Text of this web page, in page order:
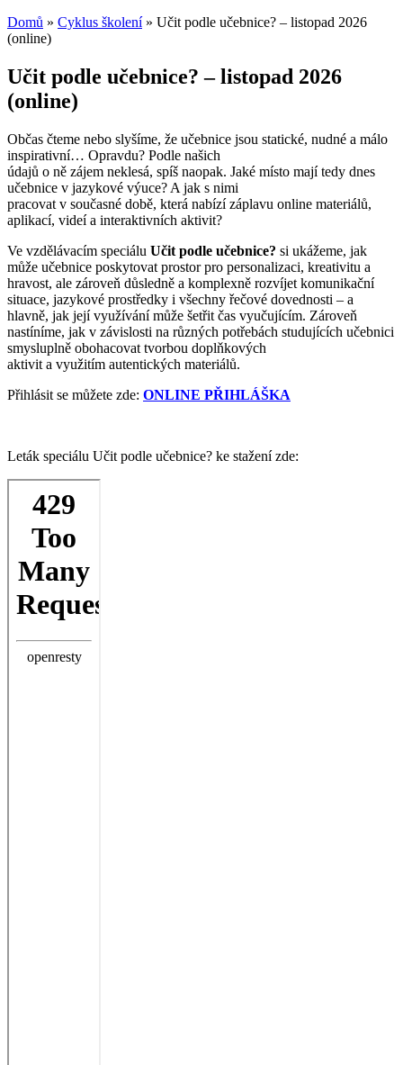
Domů » Cyklus školení» Učit podle učebnice? – listopad 2026
(online)
Učit podle učebnice? – listopad 2026
(online)
Občas čteme nebo slyšíme, že učebnice jsou statické, nudné a málo
inspirativní… Opravdu? Podle našich
údajů o ně zájem neklesá, spíš naopak. Jaké místo mají tedy dnes
učebnice v jazykové výuce? A jak s nimi
pracovat v současné době, která nabízí záplavu online materiálů,
aplikací, videí a interaktivních aktivit?
Ve vzdělávacím speciálu Učit podle učebnice? si ukážeme, jak
může učebnice poskytovat prostor pro personalizaci, kreativitu a
hravost, ale zároveň důsledně a komplexně rozvíjet komunikační
situace, jazykové prostředky i všechny řečové dovednosti – a
hlavně, jak její využívání může šetřit čas vyučujícím. Zároveň
nastíníme, jak v závislosti na různých potřebách studujících učebnici
smysluplně obohacovat tvorbou doplňkových
aktivit a využitím autentických materiálů.
Přihlásit se můžete zde: ONLINE PŘIHLÁŠKA
Leták speciálu Učit podle učebnice? ke stažení zde:
Skip
content